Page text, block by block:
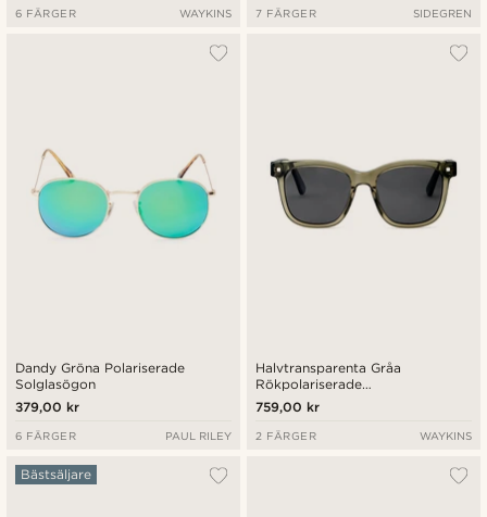
6 FÄRGER WAYKINS 7 FÄRGER SIDEGREN
Dandy Gröna Polariserade
Solglasögon
379,00 kr
6 FÄRGER PAUL RILEY
Halvtransparenta Gråa
Rökpolariserade
Retrosolglasögon
759,00 kr
2 FÄRGER WAYKINS
Bästsäljare